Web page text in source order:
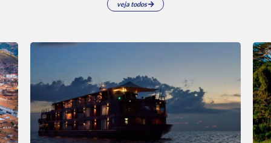
veja todos